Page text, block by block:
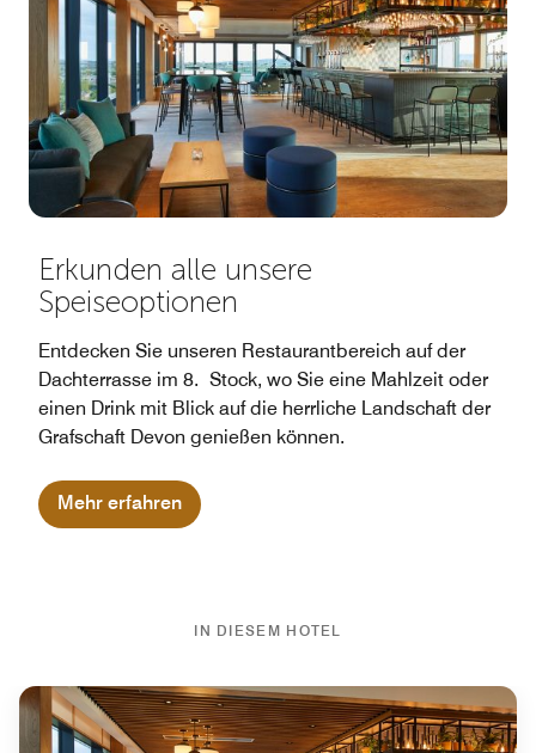
Erkunden alle unsere
Speiseoptionen
Entdecken Sie unseren Restaurantbereich auf der
Dachterrasse im 8. Stock, wo Sie eine Mahlzeit oder
einen Drink mit Blick auf die herrliche Landschaft der
Grafschaft Devon genießen können.
Mehr erfahren
IN DIESEM HOTEL